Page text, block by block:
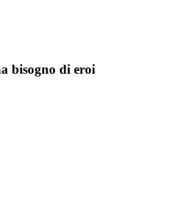
bisogno di eroi